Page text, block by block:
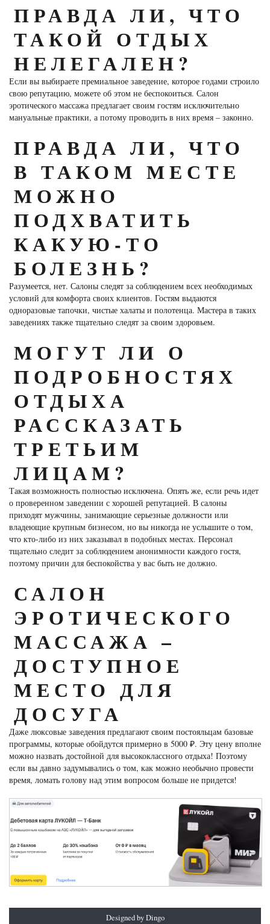
ПРАВДА ЛИ, ЧТО
ТАКОЙ ОТДЫХ
НЕЛЕГАЛЕН?
Если вы выбираете премиальное заведение, которое годами строило
свою репутацию, можете об этом не беспокоиться. Салон
эротического массажа предлагает своим гостям исключительно
мануальные практики, а потому проводить в них время – законно.
ПРАВДА ЛИ, ЧТО
В ТАКОМ МЕСТЕ
МОЖНО
ПОДХВАТИТЬ
КАКУЮ-ТО
БОЛЕЗНЬ?
Разумеется, нет. Салоны следят за соблюдением всех необходимых
условий для комфорта своих клиентов. Гостям выдаются
одноразовые тапочки, чистые халаты и полотенца. Мастера в таких
заведениях также тщательно следят за своим здоровьем.
МОГУТ ЛИ О
ПОДРОБНОСТЯХ
ОТДЫХА
РАССКАЗАТЬ
ТРЕТЬИМ
ЛИЦАМ?
Такая возможность полностью исключена. Опять же, если речь идет
о проверенном заведении с хорошей репутацией. В салоны
приходят мужчины, занимающие серьезные должности или
владеющие крупным бизнесом, но вы никогда не услышите о том,
что кто-либо из них заказывал в подобных местах. Персонал
тщательно следит за соблюдением анонимности каждого гостя,
поэтому причин для беспокойства у вас быть не должно.
САЛОН
ЭРОТИЧЕСКОГО
МАССАЖА –
ДОСТУПНОЕ
МЕСТО ДЛЯ
ДОСУГА
Даже люксовые заведения предлагают своим постояльцам базовые
программы, которые обойдутся примерно в 5000 ₽. Эту цену вполне
можно назвать достойной для высококлассного отдыха! Поэтому
если вы давно задумывались о том, как можно необычно провести
время, ломать голову над этим вопросом больше не придется!
Designed by Dingo